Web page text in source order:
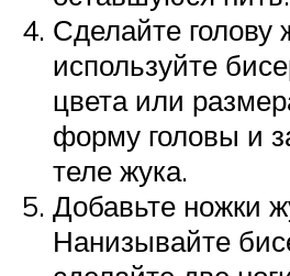
Сделайте голову
используйте
цвета или
форму головы и
теле жука.
Добавьте ножки
Нанизывайте